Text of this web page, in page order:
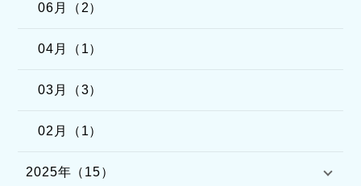
06月（2）
04月（1）
03月（3）
02月（1）
2025年（15）